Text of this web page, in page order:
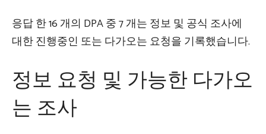
응답 한 16 개의 DPA 중 7 개는 정보 및 공식 조사에
대한 진행중인 또는 다가오는 요청을 기록했습니다.
정보 요청 및 가능한 다가오
는 조사